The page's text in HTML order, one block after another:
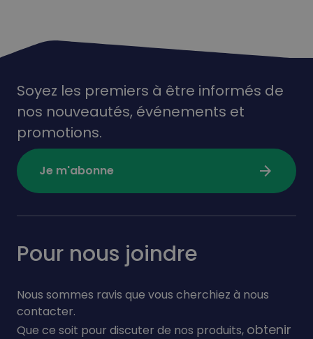
Soyez les premiers à être informés de
nos nouveautés, événements et
promotions.
Je m'abonne arrow_forward
Pour nous joindre
Nous sommes ravis que vous cherchiez à nous
contacter.
Que ce soit pour discuter de nos produits, obtenir